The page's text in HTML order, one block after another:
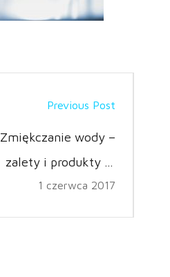
Previous Post
Zmiękczanie wody –
zalety i produkty je
realizujące
1 czerwca 2017